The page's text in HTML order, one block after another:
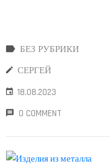
БЕЗ РУБРИКИ
СЕРГЕЙ
18.08.2023
0 COMMENT